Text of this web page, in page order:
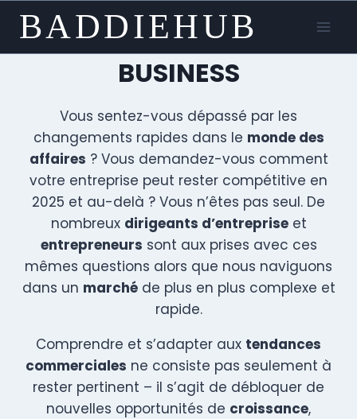
content
BADDIEHUB
BUSINESS
Vous sentez-vous dépassé par les
changements rapides dans le monde des
affaires ? Vous demandez-vous comment
votre entreprise peut rester compétitive en
2025 et au-delà ? Vous n’êtes pas seul. De
nombreux dirigeants d’entrepriseet
entrepreneurs sont aux prises avec ces
mêmes questions alors que nous naviguons
dans un marchéde plus en plus complexe et
rapide.
Comprendre et s’adapter aux tendances
commerciales ne consiste pas seulement à
rester pertinent – il s’agit de débloquer de
nouvelles opportunités de croissance,